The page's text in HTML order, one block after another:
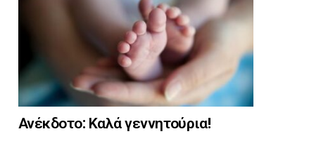
Ανέκδοτο: Καλά γεννητούρια!